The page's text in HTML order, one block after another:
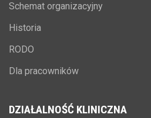
Schemat organizacyjny
Historia
RODO
Dla pracowników
DZIAŁALNOŚĆ KLINICZNA